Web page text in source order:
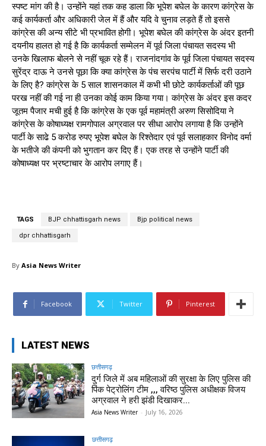
स्पष्ट मांग की है। उन्होंने यहां तक कह डाला कि भूपेश बघेल के कारण कांग्रेस के
कई कार्यकर्ता और अधिकारी जेल में हैं और यदि वे चुनाव लड़ते हैं तो इससे
कांग्रेस की अन्य सीटे भी प्रभावित होगी। भूपेश बघेल की कांग्रेस के अंदर इतनी
दयनीय हालत हो गई है कि कार्यकर्ता सम्मेलन में पूर्व जिला पंचायत सदस्य भी
उनके खिलाफ बोलने से नहीं चूक रहे हैं। राजनांदगांव के पूर्व जिला पंचायत सदस्य
सुरेंद्र दाऊ ने उनसे पूछा कि क्या कांग्रेस के पंच सरपंच पार्टी में सिर्फ दरी उठाने
के लिए है? कांग्रेस के 5 साल शासनकाल में कभी भी छोटे कार्यकर्ताओं की पूछ
परख नहीं की गई ना ही उनका कोई काम किया गया। कांग्रेस के अंदर इस कदर
जूतम पैजार मची हुई है कि कांग्रेस के एक पूर्व महामंत्री अरुण सिसोदिया ने
कांग्रेस के कोषाध्यक्ष रामगोपाल अग्रवाल पर सीधा आरोप लगाया है कि उन्होंने
पार्टी के साढे 5 करोड रुपए भूपेश बघेल के रिश्तेदार एवं पूर्व सलाहकार विनोद वर्मा
के भतीजे की कंपनी को भुगतान कर दिए हैं। एक तरह से उन्होंने पार्टी की
कोषाध्यक्ष पर भ्रष्टाचार के आरोप लगाए हैं।
TAGS BJP chhattisgarh news Bjp political news
dpr chhattisgarh
By Asia News Writer
Facebook Twitter Pinterest
LATEST NEWS
छत्तीसगढ़
दुर्ग जिले में अब महिलाओं की सुरक्षा के लिए पुलिस की
पिंक पेट्रोलिंग टीम ,,, वरिष्ठ पुलिस अधीक्षक विजय
अग्रवाल ने हरी झंडी दिखाकर...
Asia News Writer - July 16, 2026
छत्तीसगढ़